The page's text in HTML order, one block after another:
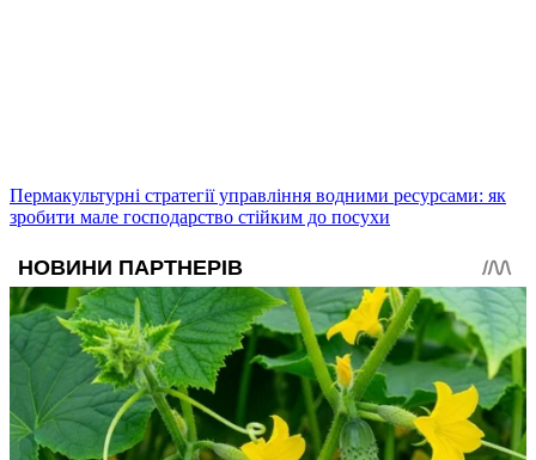
Пермакультурні стратегії управління водними ресурсами: як
зробити мале господарство стійким до посухи